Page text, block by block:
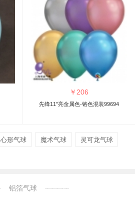
￥206
先锋11"亮金属色-铬色混装99694
心形气球 魔术气球 灵可龙气球
铝箔气球